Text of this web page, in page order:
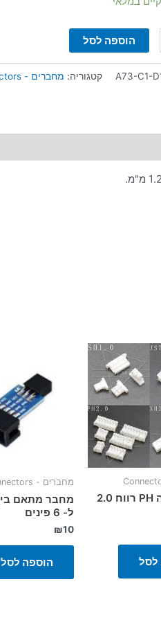
הוספה לסל
A73-C1- קטגוריה: מחברים - Connectors
מחבר נקבה PH רווח 2.0
לסל
מחברים - Connectors
ל- 6 פינים
₪10
הוספה לסל